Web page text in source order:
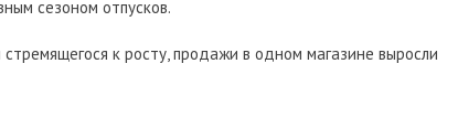
сезоном отпусков.
к росту, продажи в одном магазине выросли